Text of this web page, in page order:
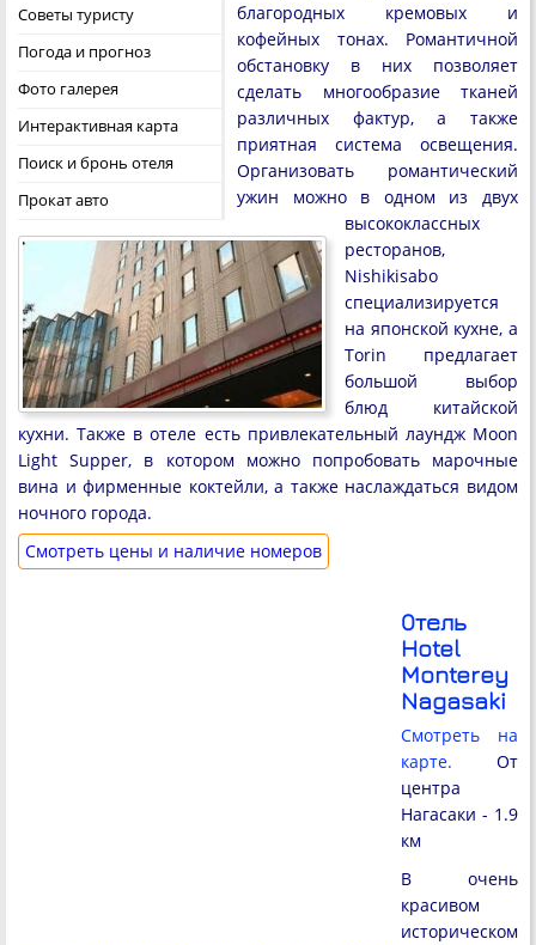
Советы туристу
Погода и прогноз
Фото галерея
Интерактивная карта
Поиск и бронь отеля
Прокат авто
благородных кремовых и
кофейных тонах. Романтичной
обстановку в них позволяет
сделать многообразие тканей
различных фактур, а также
приятная система освещения.
Организовать романтический
ужин можно в одном из двух
высококлассных
ресторанов,
Nishikisabo
специализируется
на японской кухне, а
Torin предлагает
большой выбор
блюд китайской
кухни. Также в отеле есть привлекательный лаундж Moon
Light Supper, в котором можно попробовать марочные
вина и фирменные коктейли, а также наслаждаться видом
ночного города.
Cмотреть цены и наличие номеров
Отель
Hotel
Monterey
Nagasaki
Смотреть на
карте. От
центра
Нагасаки - 1.9
км
В очень
красивом
историческом